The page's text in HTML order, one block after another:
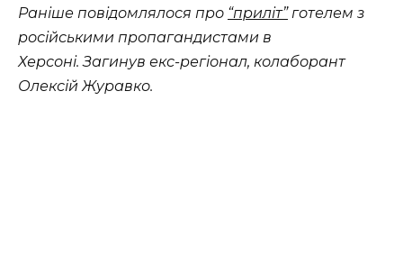
Раніше повідомлялося про “приліт”готелем з
російськими пропагандистами в
Херсоні. Загинув екс-регіонал, колаборант
Олексій Журавко.